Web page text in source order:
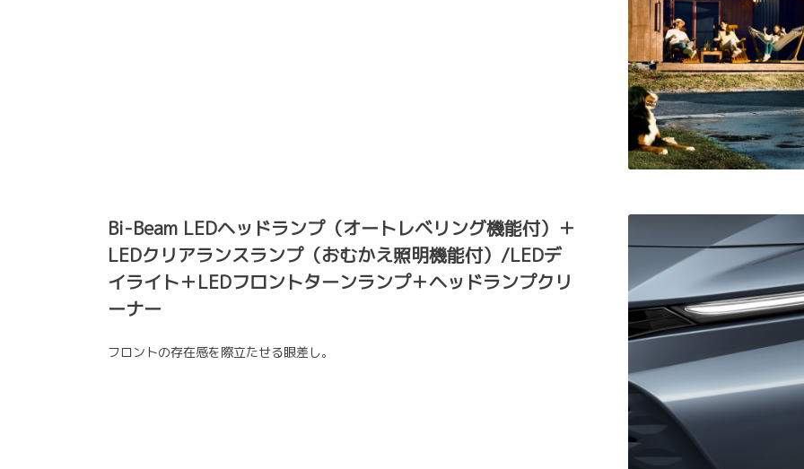
Bi-Beam LEDヘッドランプ（オートレベリング機能付）＋
LEDクリアランスランプ（おむかえ照明機能付）/LEDデ
イライト＋LEDフロントターンランプ＋ヘッドランプクリ
ーナー
フロントの存在感を際立たせる眼差し。